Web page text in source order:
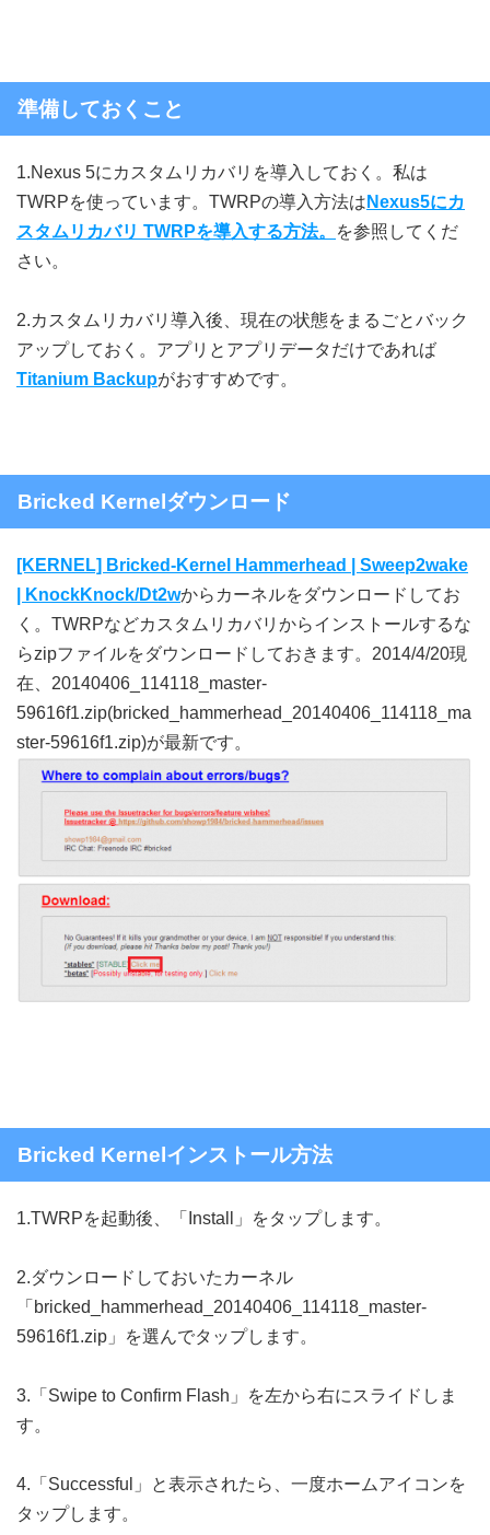
準備しておくこと
1.Nexus 5にカスタムリカバリを導入しておく。私は
TWRPを使っています。TWRPの導入方法は Nexus5にカ
スタムリカバリ TWRPを導入する方法。
を参照してくだ
さい。
2.カスタムリカバリ導入後、現在の状態をまるごとバック
アップしておく。アプリとアプリデータだけであれば
Titanium Backupがおすすめです。
Bricked Kernelダウンロード
[KERNEL] Bricked-Kernel Hammerhead | Sweep2wake
| KnockKnock/Dt2wからカーネルをダウンロードしてお
く。TWRPなどカスタムリカバリからインストールするな
らzipファイルをダウンロードしておきます。2014/4/20現
在、20140406_114118_master-
59616f1.zip(bricked_hammerhead_20140406_114118_ma
ster-59616f1.zip)が最新です。
Bricked Kernelインストール方法
1.TWRPを起動後、「Install」をタップします。
2.ダウンロードしておいたカーネル
「bricked_hammerhead_20140406_114118_master-
59616f1.zip」を選んでタップします。
3.「Swipe to Confirm Flash」を左から右にスライドしま
す。
4.「Successful」と表示されたら、一度ホームアイコンを
タップします。